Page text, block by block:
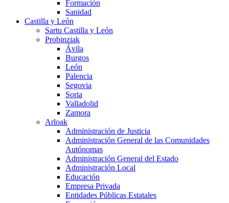
Formación
Sanidad
Castilla y León
Sartu Castilla y León
Probinziak
Ávila
Burgos
León
Palencia
Segovia
Soria
Valladolid
Zamora
Arloak
Administración de Justicia
Administración General de las Comunidades
Autónomas
Administración General del Estado
Administración Local
Educación
Empresa Privada
Entidades Públicas Estatales